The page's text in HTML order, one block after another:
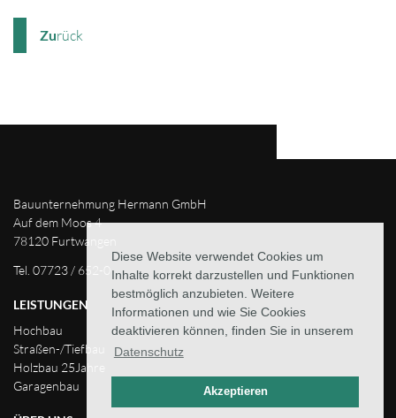
Diese Website verwendet Cookies um
Inhalte korrekt darzustellen und Funktionen
bestmöglich anzubieten. Weitere
Informationen und wie Sie Cookies
deaktivieren können, finden Sie in unserem
Datenschutz
Akzeptieren
Zurück
Bauunternehmung Hermann GmbH
Auf dem Moos 4
78120 Furtwangen
Tel. 07723 / 652-0
LEISTUNGEN
Hochbau
Straßen-/Tiefbau
Holzbau 25Jahre
Garagenbau